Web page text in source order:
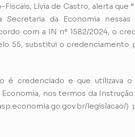
Lívia de Castro, alerta que
da Economia
com a IN nº 1582/2024, o
55, substitui o credenciamento
é credenciado e que utilizava
nos termos da Instrução
legislacao/)